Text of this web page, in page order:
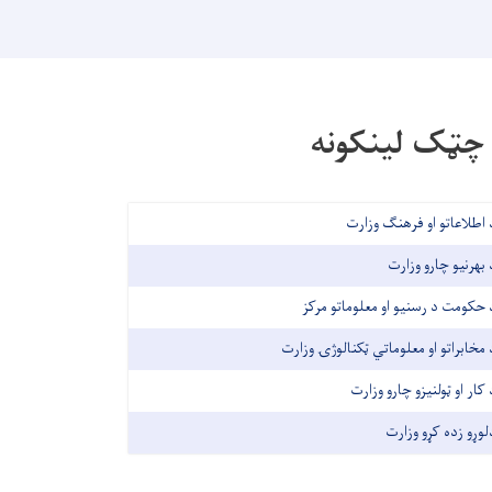
چټک لینکونه
اطلاعاتو او فرهنګ وزارت
بهرنیو چارو وزارت
حکومت د رسنیو او معلوماتو مرکز
مخابراتو او معلوماتي ټکنالوژۍ وزارت
کار او ټولنیزو چارو وزارت
زده کړو وزارت